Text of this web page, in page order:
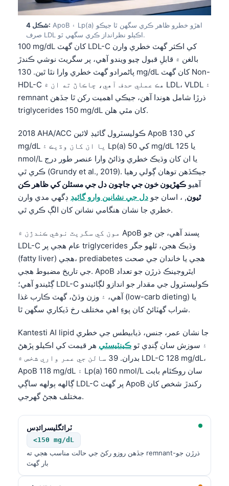
شڪل 4: ApoB ۽ Lp(a) اهڙو خطرو ظاهر ڪري سگهن ٿا جيڪو
صرف LDL اڪيلو نظرانداز ڪري سگهي ٿو.
100 mg/dL کان گهٽ LDL-C کي اڪثر گهٽ خطري وارن
بالغن ۾ قابلِ قبول چيو ويندو آهي، پر سگريٽ نوشي ڪندڙ
پاڻمرادو گهٽ خطري وارا نٿا ٿين. 130 mg/dL کان گهٽ Non-
HDL-C هڪ عملي حدف آهي، ڇاڪاڻ ته ان ۾ LDL، VLDL ۽
remnant ذرڙا شامل هوندا آهن، جيڪي اهميت رکن ٿا جڏهن
triglycerides 150 mg/dL کان مٿي هلن.
2018 AHA/ACC ڪوليسٽرول گائيڊ لائين ApoB کي 130
mg/dL يا ان کان وڌيڪ ۽ Lp(a) کي 50 mg/dL يا 125
nmol/L يا ان کان وڌيڪ خطري وڌائڻ وارا عنصر طور درج
ڪري ٿي (Grundy et al., 2019). جيڪڏهن توهان ڳولي رهيا
آهيو ڪهڙيون خون جي جاچون دل جي مسئلن کي ظاهر ڪن
ٿيون, ، اسان جو دل جي نشانين وارو گائيڊ ڊگهي مدي وارن
خطري جا نشان هنگامي نشانن کان الڳ ڪري ٿي.
مون کي سگريٽ نوشي ڪندڙن ۾ ApoB پسند آهي، جن جو
LDL-C عام هجي پر triglycerides وڌيڪ هجن، ٿلهو جگر
(fatty liver) هجي، prediabetes هجي يا خاندان جي صحت
جي تاريخ مضبوط هجي. ApoB ايٿروجينڪ ذرڙن جو تعداد
ڳڻيندو آهي؛ LDL-C ڪوليسٽرول جي مقدار جو اندازو لڳائيندو
آهي، ۽ وزن وڌڻ، گهٽ ڪارب غذا (low-carb dieting) يا
شراب گهٽائڻ کان پوءِ اهي مختلف رخ ڏيکاري سگهن ٿا.
Kantesti AI lipid جا نشان عمر، جنس، ذيابيطس جي خطري
۽ سوزش سان ڳنڍي ٿو ڪينٽيسٽي هر قيمت کي اڪيلو پڙهڻ
بدران. 39 سالن جي عمر واري شخص ۾ LDL-C 128 mg/dL،
ApoB 118 mg/dL ۽ Lp(a) 160 nmol/L سان روڪٿام بابت
ڳالهه ٻولهه ساڳي LDL-C پر گهٽ ApoB رکندڙ شخص کان
مختلف هجڻ گهرجي.
ٽرائگليسرائڊس
<150 mg/dL
جڏهن روزو رکڻ جي حالت مناسب هجي ته remnant-ذرڙن جو
بار گهٽ